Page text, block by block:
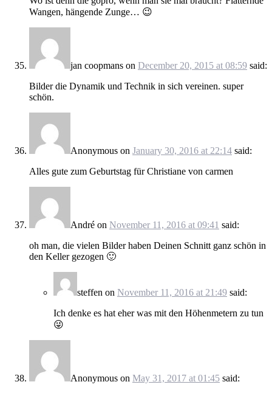
Wangen, hängende Zunge… 😉
jan coopmans on December 20, 2015 at 08:59 said:
Bilder die Dynamik und Technik in sich vereinen. super
schön.
Anonymous on January 30, 2016 at 22:14 said:
Alles gute zum Geburtstag für Christiane von carmen
André on November 11, 2016 at 09:41 said:
oh man, die vielen Bilder haben Deinen Schnitt ganz schön in
den Keller gezogen 🙂
steffen on November 11, 2016 at 21:49 said:
Ich denke es hat eher was mit den Höhenmetern zu tun
😜
Anonymous on May 31, 2017 at 01:45 said: